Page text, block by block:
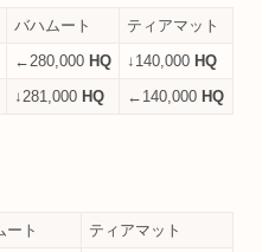
バハムート
ティアマット
←280,000 HQ ↓140,000 HQ
↓281,000 HQ ←140,000 HQ
ート ティアマット